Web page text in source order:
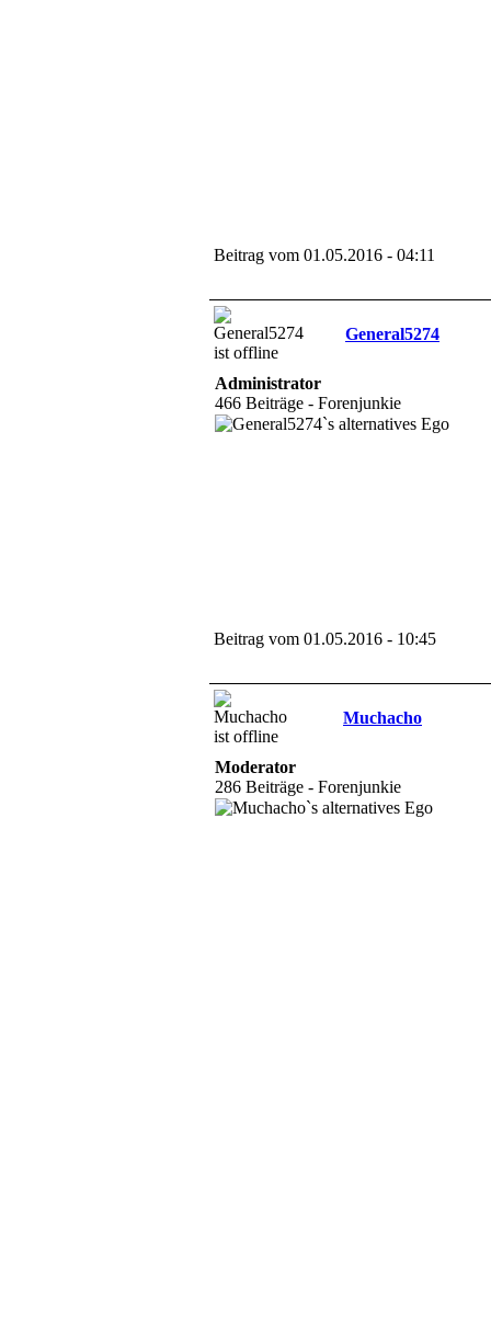
Beitrag vom 01.05.2016 - 04:11
General5274
Administrator
466 Beiträge - Forenjunkie
Beitrag vom 01.05.2016 - 10:45
Muchacho
Moderator
286 Beiträge - Forenjunkie